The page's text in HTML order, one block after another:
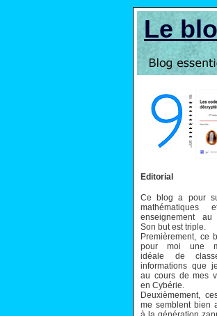
Le
Editorial
Ce blog a pour
mathématiques
enseignement au
Son but est triple.
Premièrement, ce
pour moi une
idéale de
informations que
au cours de mes
en Cybérie.
Deuxièmement,
me semblent bien